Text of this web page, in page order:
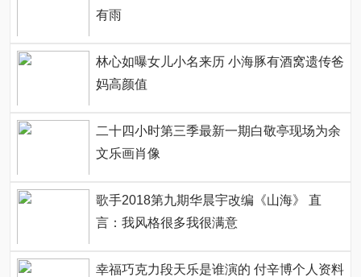
有雨
林心如曝女儿小名来历 小海豚有酒窝遗传爸
妈高颜值
二十四小时第三季最新一期白敬亭现场为余
文乐画肖像
歌手2018第九期华晨宇改编《山海》 直
言：我风格很多我很满意
幸福巧克力段天乐是谁演的 付辛博个人资料